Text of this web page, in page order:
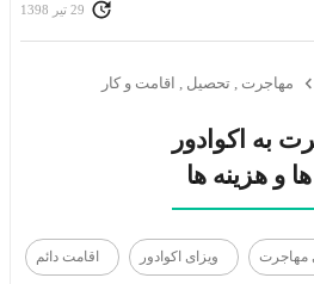
29 تیر 1398
مهاجرت , تحصیل , اقامت و کار
و هزینه ها
مهاجرت ویزای اکوادور اقامت دائم